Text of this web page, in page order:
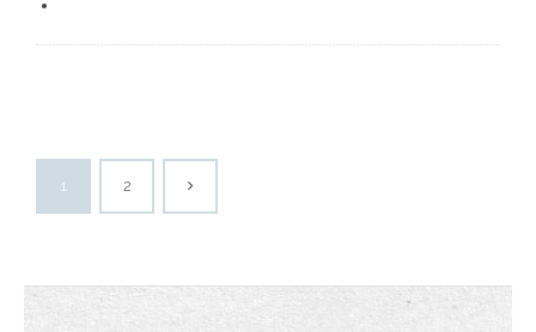
1 2